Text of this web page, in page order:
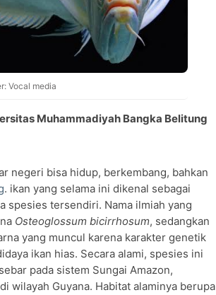
Vocal media
Muhammadiyah Bangka Belitung
negeri bisa hidup, berkembang, bahkan
. ikan yang selama ini dikenal sebagai
spesies tersendiri. Nama ilmiah yang
Osteoglossum bicirrhosum, sedangkan
yang muncul karena karakter genetik
ikan hias. Secara alami, spesies ini
pada sistem Sungai Amazon,
wilayah Guyana. Habitat alaminya berupa